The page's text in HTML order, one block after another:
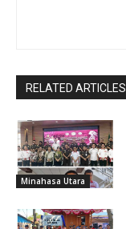
RELATED ARTICLES
Minahasa Utara